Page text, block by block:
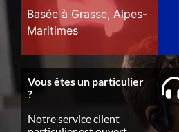
Basée à Grasse, Alpes-
Maritimes
Vous êtes un particulier
?
Notre service client